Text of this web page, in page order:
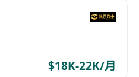
$18K-22K/月